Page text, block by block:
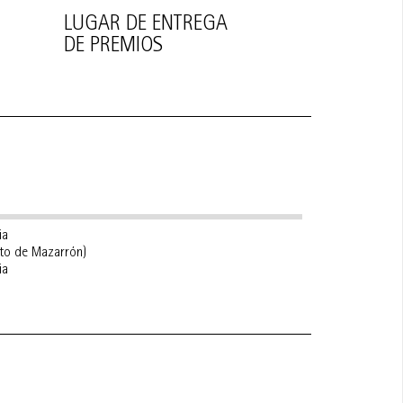
LUGAR DE ENTREGA
DE PREMIOS
de Mazarrón)